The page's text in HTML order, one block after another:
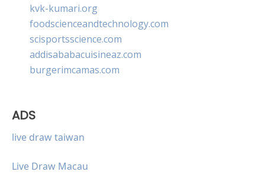
kvk-kumari.org
foodscienceandtechnology.com
scisportsscience.com
addisababacuisineaz.com
burgerimcamas.com
ADS
live draw taiwan
Live Draw Macau